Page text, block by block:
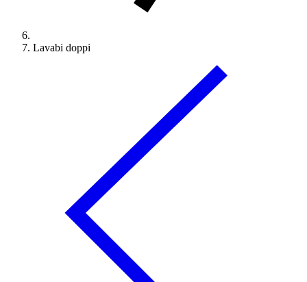
Lavabi doppi